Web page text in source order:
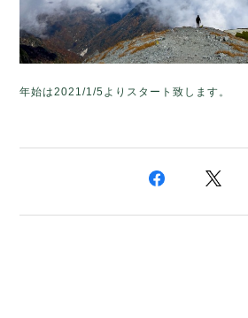
年始は2021/1/5よりスタート致します。